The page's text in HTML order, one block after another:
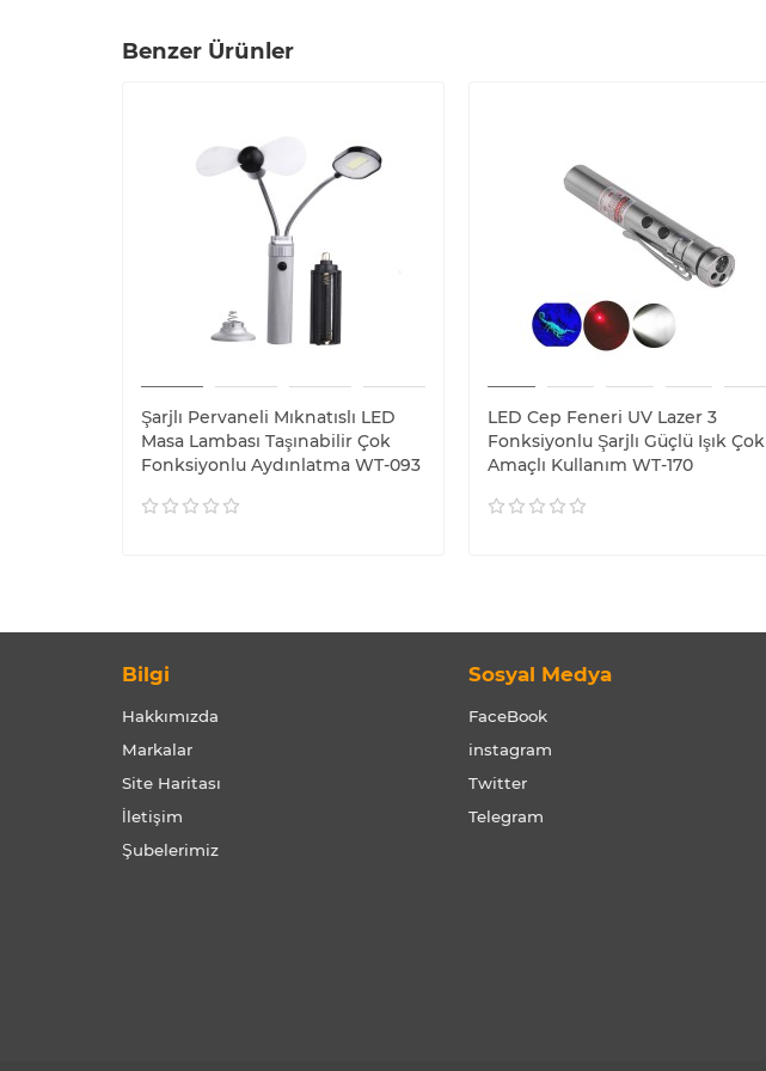
Benzer Ürünler
Şarjlı Pervaneli Mıknatıslı LED
Masa Lambası Taşınabilir Çok
Fonksiyonlu Aydınlatma WT-093
LED Cep Feneri UV Lazer 3
Fonksiyonlu Şarjlı Güçlü Işık Çok
Amaçlı Kullanım WT-170
Bilgi
Hakkımızda
Markalar
Site Haritası
İletişim
Şubelerimiz
Sosyal Medya
FaceBook
instagram
Twitter
Telegram